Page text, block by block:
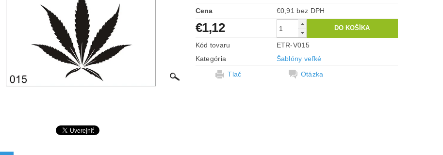
Cena
€0,91 bez DPH
€1,12
Kód tovaru
ETR-V015
Kategória
Šablóny veľké
Tlač
Otázka